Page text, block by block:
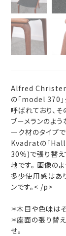
Alfred
の「model 370」
呼ばれており、
ブーメランのよ
ーク材のタイプ
Kvadratの「
30％)で張り替え
地です。 画像の
多少使用感はあ
ンです。< /p>
＊木目や色味は
＊座面の張り替
せ。